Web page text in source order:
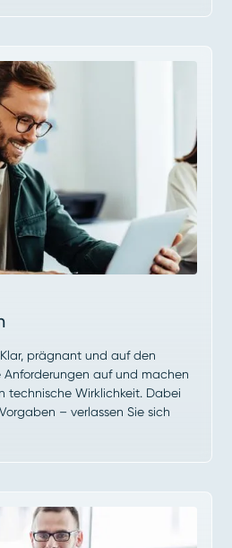
prägnant und auf den
Anforderungen auf und machen
technische Wirklichkeit. Dabei
– verlassen Sie sich